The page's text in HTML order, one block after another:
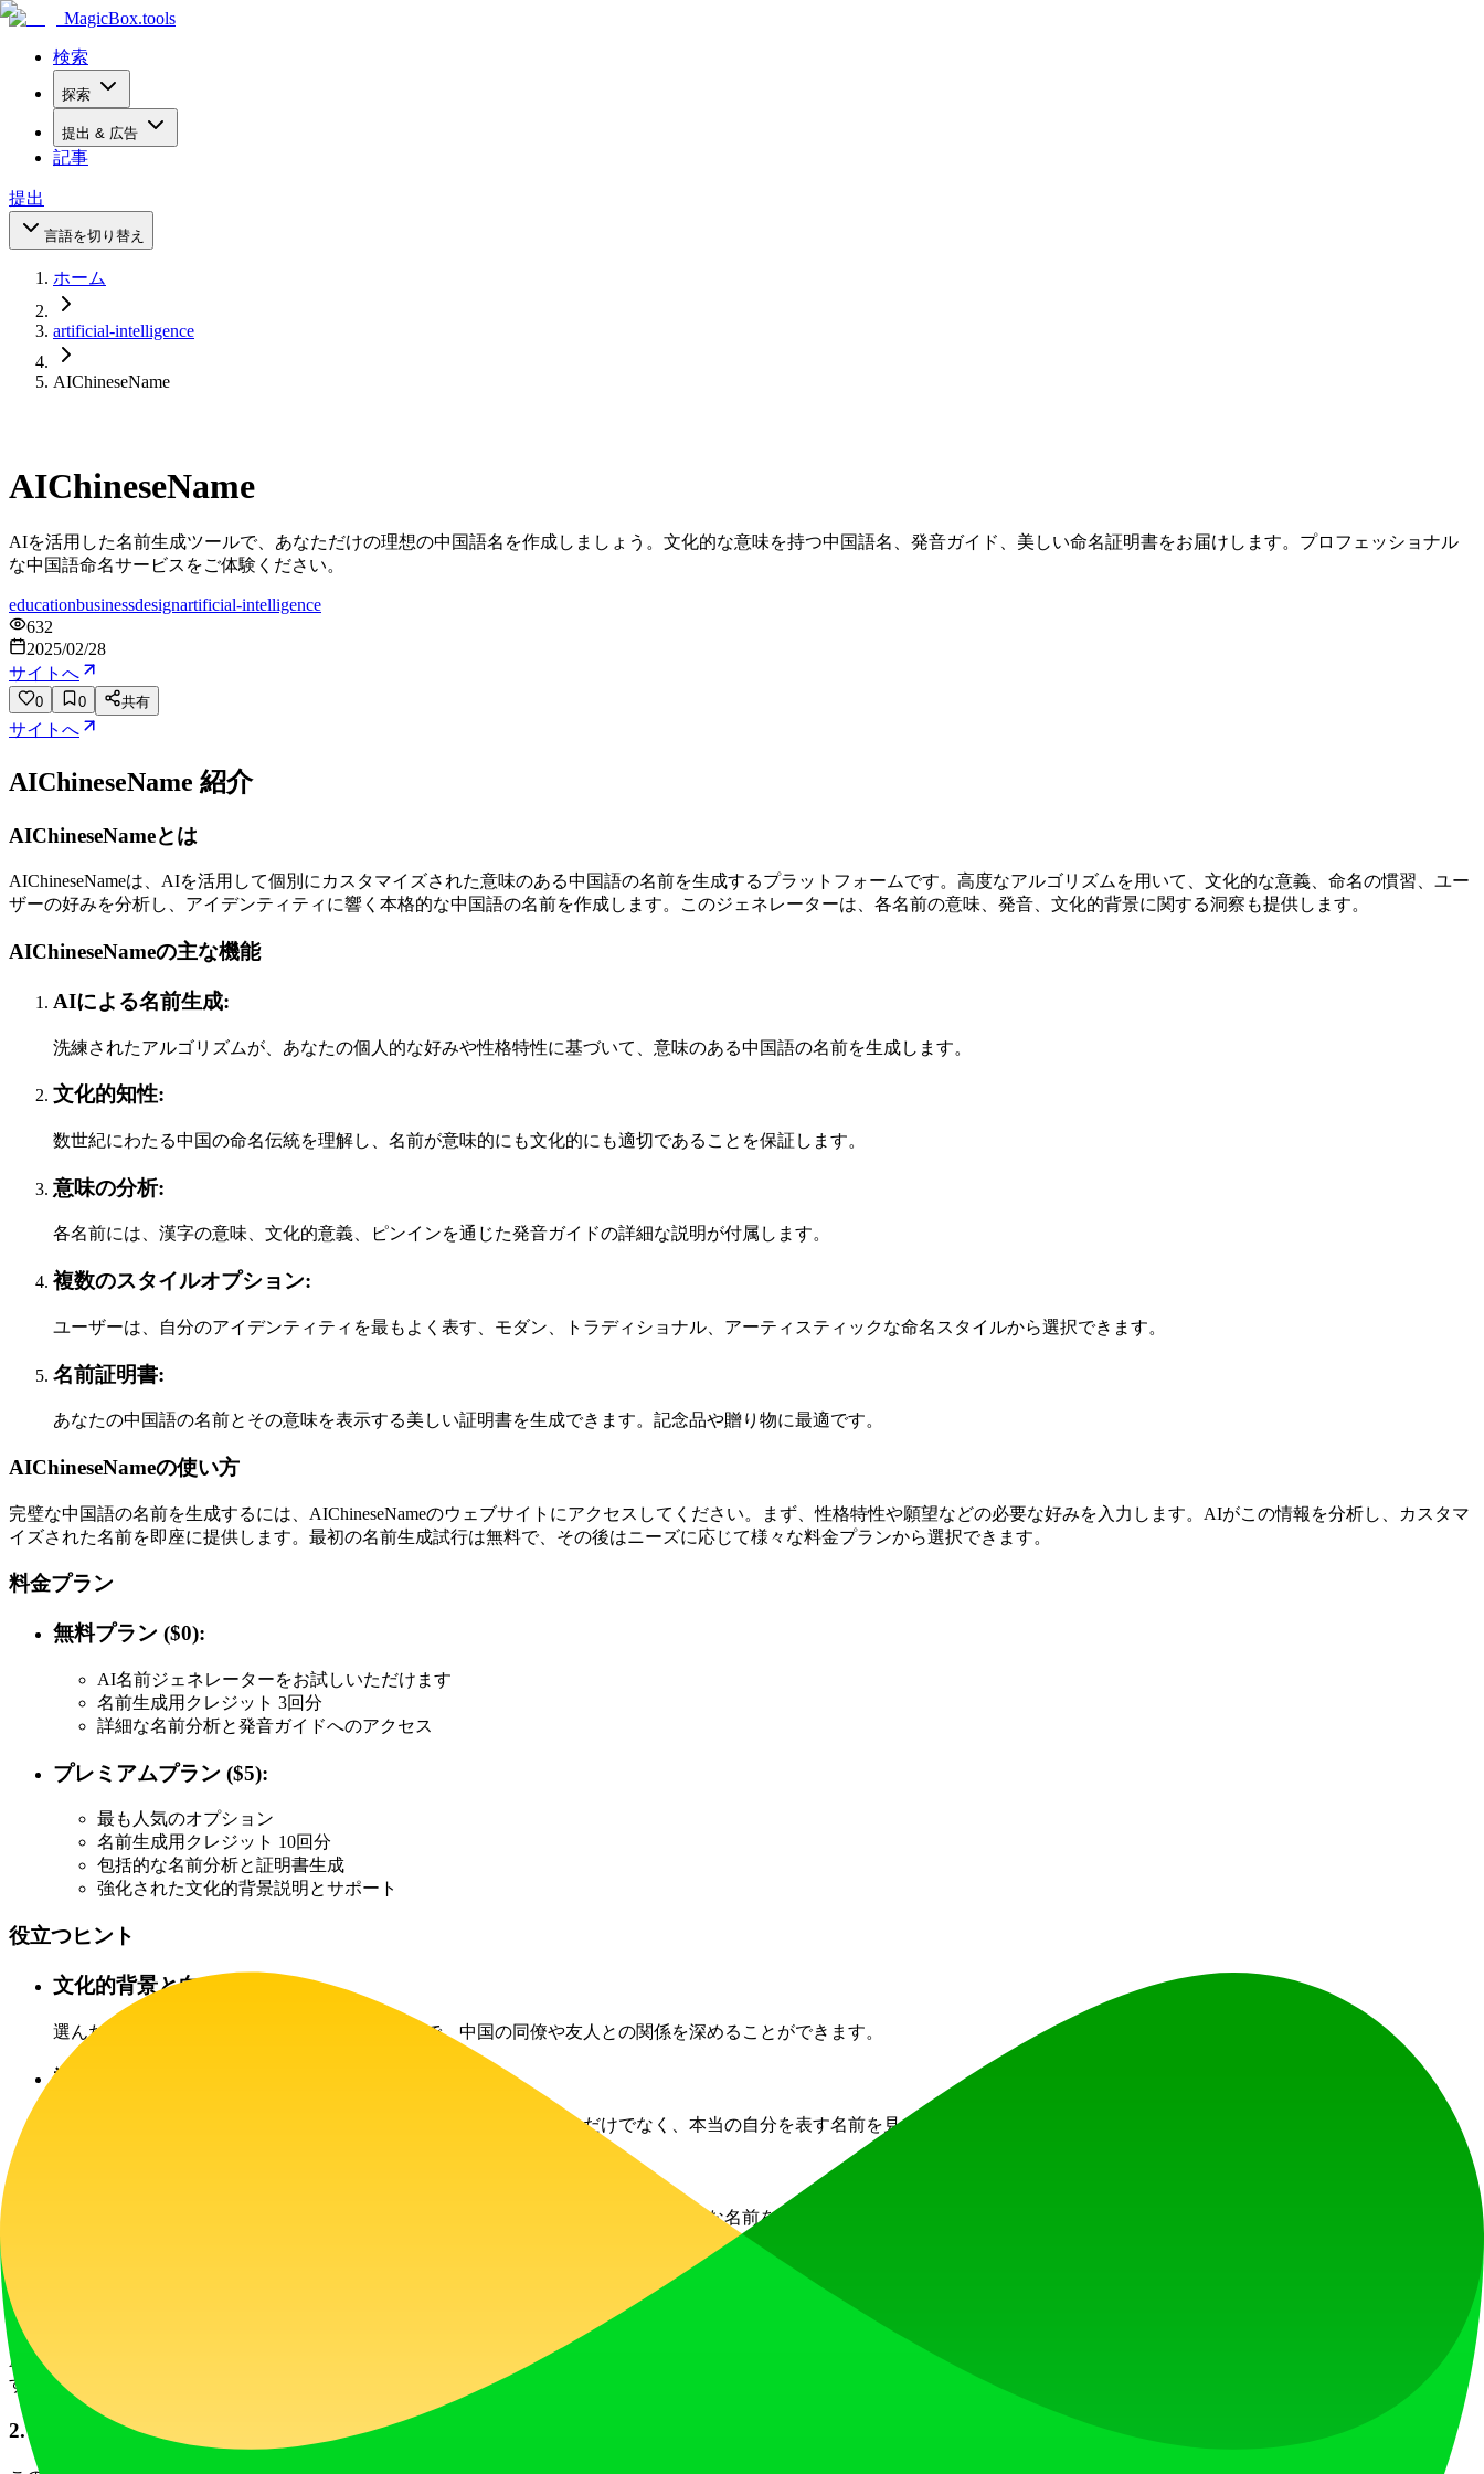
MagicBox.tools
検索
探索
提出 & 広告
記事
提出
言語を切り替え
ホーム
artificial-intelligence
AIChineseName
AIChineseName
AIを活用した名前生成ツールで、あなただけの理想の中国語名を作成しましょう。文化的な意味を持つ中国語名、発音ガイド、美しい命名証明書をお届けします。プロフェッショナル
な中国語命名サービスをご体験ください。
educationbusinessdesignartificial-intelligence
632
2025/02/28
サイトへ
0 0 共有
サイトへ
AIChineseName 紹介
AIChineseNameとは
AIChineseNameは、AIを活用して個別にカスタマイズされた意味のある中国語の名前を生成するプラットフォームです。高度なアルゴリズムを用いて、文化的な意義、命名の慣習、ユー
ザーの好みを分析し、アイデンティティに響く本格的な中国語の名前を作成します。このジェネレーターは、各名前の意味、発音、文化的背景に関する洞察も提供します。
AIChineseNameの主な機能
AIによる名前生成:
洗練されたアルゴリズムが、あなたの個人的な好みや性格特性に基づいて、意味のある中国語の名前を生成します。
文化的知性:
数世紀にわたる中国の命名伝統を理解し、名前が意味的にも文化的にも適切であることを保証します。
意味の分析:
各名前には、漢字の意味、文化的意義、ピンインを通じた発音ガイドの詳細な説明が付属します。
複数のスタイルオプション:
ユーザーは、自分のアイデンティティを最もよく表す、モダン、トラディショナル、アーティスティックな命名スタイルから選択できます。
名前証明書:
あなたの中国語の名前とその意味を表示する美しい証明書を生成できます。記念品や贈り物に最適です。
AIChineseNameの使い方
完璧な中国語の名前を生成するには、AIChineseNameのウェブサイトにアクセスしてください。まず、性格特性や願望などの必要な好みを入力します。AIがこの情報を分析し、カスタマ
イズされた名前を即座に提供します。最初の名前生成試行は無料で、その後はニーズに応じて様々な料金プランから選択できます。
料金プラン
無料プラン ($0):
AI名前ジェネレーターをお試しいただけます
名前生成用クレジット 3回分
詳細な名前分析と発音ガイドへのアクセス
プレミアムプラン ($5):
最も人気のオプション
名前生成用クレジット 10回分
包括的な名前分析と証明書生成
強化された文化的背景説明とサポート
役立つヒント
文化的背景と向き合う:
選んだ名前の文化的な意味合いを理解することで、中国の同僚や友人との関係を深めることができます。
複数のオプションを試す:
ジェネレーターの複数のスタイルオプションを活用して、単に合うだけでなく、本当の自分を表す名前を見つけましょう。
ビジネスアイデンティティを構築する際は、業界内でよく響くプロフェッショナルな名前を作成するためにAIChineseNameの使用を検討してください。
1. ジェネレーターはどのように完璧な名前を作成しますか？
AIChineseNameジェネレーターは、ユーザーの好みと伝統的な命名慣習を分析し、あなたのアイデンティティに合致し文化的に適切な名前を構築する高度なアルゴリズムを使用していま
す。
2. なぜあなたのAI駆動の名前ジェネレーターを選ぶべきですか？